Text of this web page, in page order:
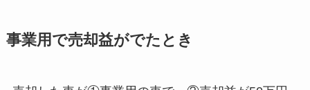
事業用で売却益がでたとき